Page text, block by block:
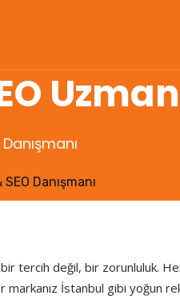
Danışmanı
tercih değil, bir zorunluluk.
markanız İstanbul gibi yoğun